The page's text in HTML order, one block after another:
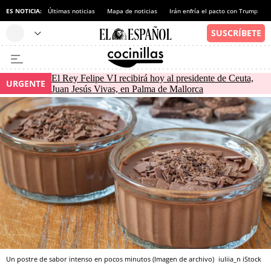
ES NOTICIA: Últimas noticias Mapa de noticias Irán enfría el pacto con Trump
URGENTE
El Rey Felipe VI recibirá hoy al presidente de Ceuta,
Juan Jesús Vivas, en Palma de Mallorca
Un postre de sabor intenso en pocos minutos (Imagen de archivo) iuliia_n iStock